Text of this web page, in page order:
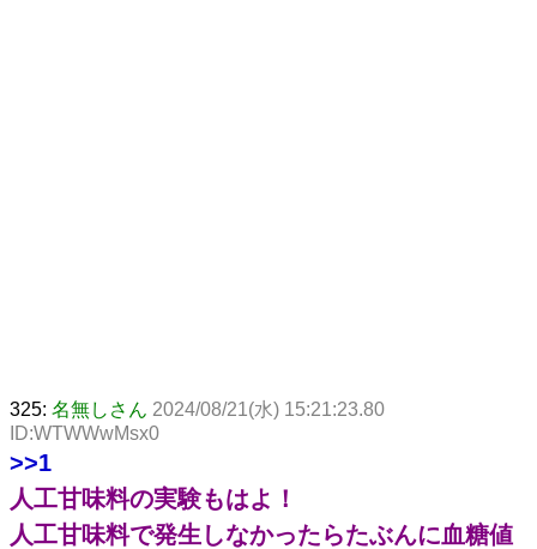
325: 名無しさん 2024/08/21(水) 15:21:23.80
ID:WTWWwMsx0
>>1
人工甘味料の実験もはよ！
人工甘味料で発生しなかったらたぶんに血糖値